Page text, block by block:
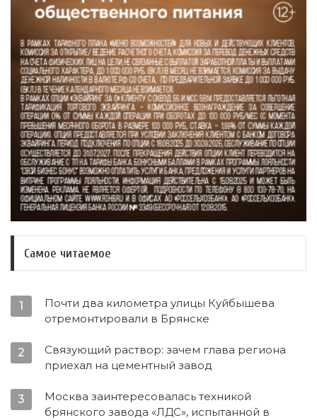
Самое читаемое
1
Почти два километра улицы Куйбышева
отремонтировали в Брянске
2
Связующий раствор: зачем глава региона
приехал на цементный завод
3
Москва заинтересовалась техникой
брянского завода «ЛДС», испытанной в